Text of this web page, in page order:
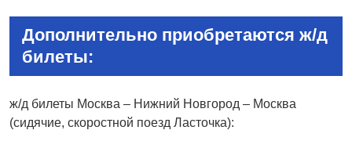
Дополнительно приобретаются ж/д
билеты:
ж/д билеты Москва – Нижний Новгород – Москва
(сидячие, скоростной поезд Ласточка):